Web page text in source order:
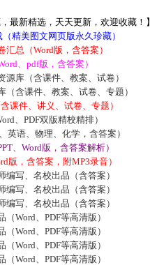
最新精选，天天更新，欢迎收藏！】
精美图文网页版永久珍藏）
总（Word版，含答案）
、pdf版，含答案）
源库（含课件、教案、试卷）
含课件、教案、试卷、专题）
课件、讲义、试卷、专题）
、PDF双版精校精排）
英语、物理、化学，含答案）
、Word版，含答案解析）
版，含答案，附MP3录音）
编写、名校出品（含答案）
编写、名校出品（含答案）
编写、名校出品（含答案）
Word、PDF等高清版）
Word、PDF等高清版）
Word、PDF等高清版）
Word、PDF等高清版）